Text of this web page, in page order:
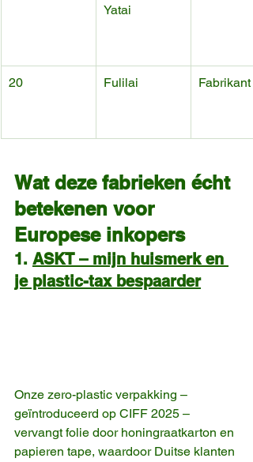
Yatai
20 Fulilai Fabrikant
Wat deze fabrieken écht
betekenen voor
Europese inkopers
1. ASKT – mijn huismerk en
je plastic-tax bespaarder
Onze zero-plastic verpakking –
geïntroduceerd op CIFF 2025 –
vervangt folie door honingraatkarton en
papieren tape, waardoor Duitse klanten